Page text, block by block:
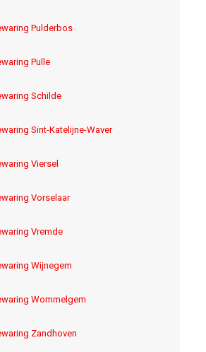
Pulderbos
Pulle
Schilde
Sint-Katelijne-Waver
Viersel
Vorselaar
Vremde
Wijnegem
Wommelgem
Zandhoven